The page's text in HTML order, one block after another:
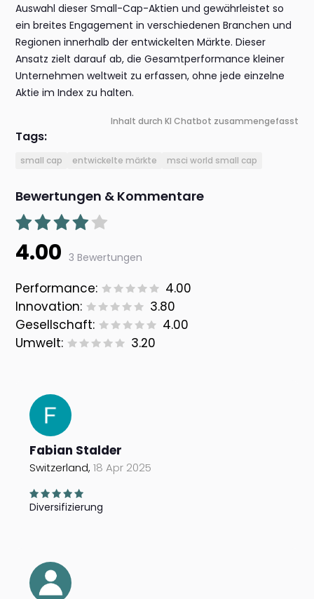
Auswahl dieser Small-Cap-Aktien und gewährleistet so
ein breites Engagement in verschiedenen Branchen und
Regionen innerhalb der entwickelten Märkte. Dieser
Ansatz zielt darauf ab, die Gesamtperformance kleiner
Unternehmen weltweit zu erfassen, ohne jede einzelne
Aktie im Index zu halten.
Inhalt durch KI Chatbot zusammengefasst
Tags:
small cap entwickelte märkte msci world small cap
Bewertungen & Kommentare
4.00 3 Bewertungen
Performance:
4.00
Innovation:
3.80
Gesellschaft:
4.00
Umwelt:
3.20
Fabian Stalder
Switzerland,18 Apr 2025
Diversifizierung